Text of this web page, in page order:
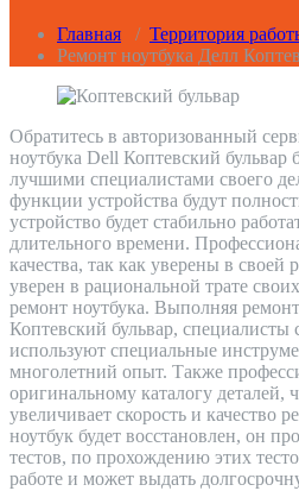
Главная / Территория
Ремонт ноутбука Делл
Обратитесь в авторизованный
ноутбука Dell Коптевский бульвар
лучшими специалистами своего
функции устройства будут
устройство будет стабильно
длительного времени.
качества, так как уверены в своей
уверен в рациональной трате
ремонт ноутбука. Выполняя
Коптевский бульвар, специалисты
используют специальные
многолетний опыт. Также
оригинальному каталогу деталей,
увеличивает скорость и качество
ноутбук будет восстановлен, он
тестов, по прохождению этих
работе и может выдать